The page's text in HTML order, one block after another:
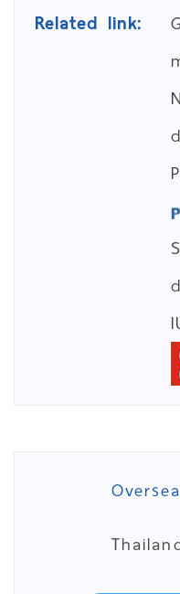
Related link: